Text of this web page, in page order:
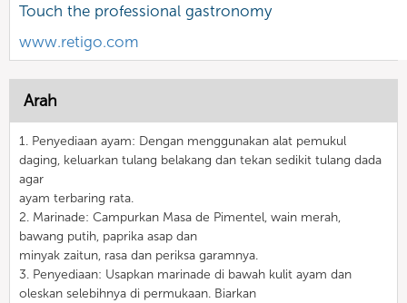
Touch the professional gastronomy
www.retigo.com
Arah
1. Penyediaan ayam: Dengan menggunakan alat pemukul
daging, keluarkan tulang belakang dan tekan sedikit tulang dada
agar
ayam terbaring rata.
2. Marinade: Campurkan Masa de Pimentel, wain merah,
bawang putih, paprika asap dan
minyak zaitun, rasa dan periksa garamnya.
3. Penyediaan: Usapkan marinade di bawah kulit ayam dan
oleskan selebihnya di permukaan. Biarkan